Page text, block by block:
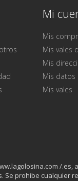
Mi
Mis
Mis vales
Mis
Mis datos
Mis vales
/
Se prohibe cualquier